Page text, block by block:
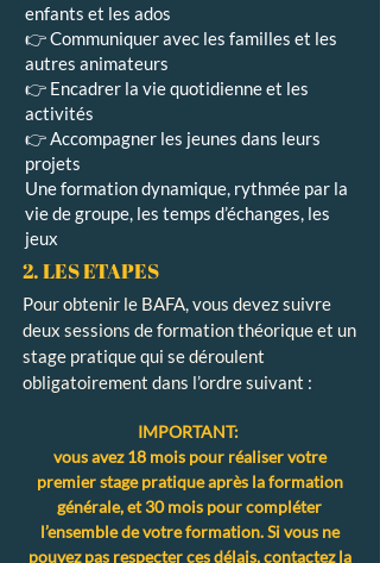
enfants et les ados
👉 Communiquer avec les familles et les
autres animateurs
👉 Encadrer la vie quotidienne et les
activités
👉 Accompagner les jeunes dans leurs
projets
Une formation dynamique, rythmée par la
vie de groupe, les temps d’échanges, les
jeux
2. LES ETAPES
Pour obtenir le BAFA, vous devez suivre
deux sessions de formation théorique et un
stage pratique qui se déroulent
obligatoirement dans l’ordre suivant :
IMPORTANT:
vous avez 18 mois pour réaliser votre
premier stage pratique après la formation
générale, et 30 mois pour compléter
l’ensemble de votre formation. Si vous ne
pouvez pas respecter ces délais, contactez la